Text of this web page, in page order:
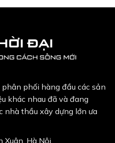
phối hàng đầu các sản
khác nhau đã và đang
nhà thầu xây dựng lớn ưa
Xuân, Hà Nội